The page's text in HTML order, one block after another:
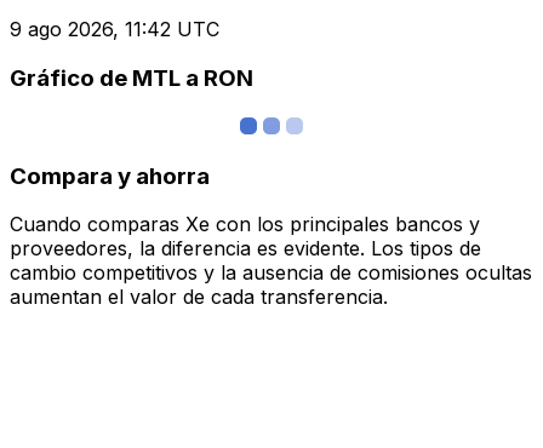
9 ago 2026, 11:42 UTC
Gráfico de MTL a RON
Compara y ahorra
Cuando comparas Xe con los principales bancos y
proveedores, la diferencia es evidente. Los tipos de
cambio competitivos y la ausencia de comisiones ocultas
aumentan el valor de cada transferencia.